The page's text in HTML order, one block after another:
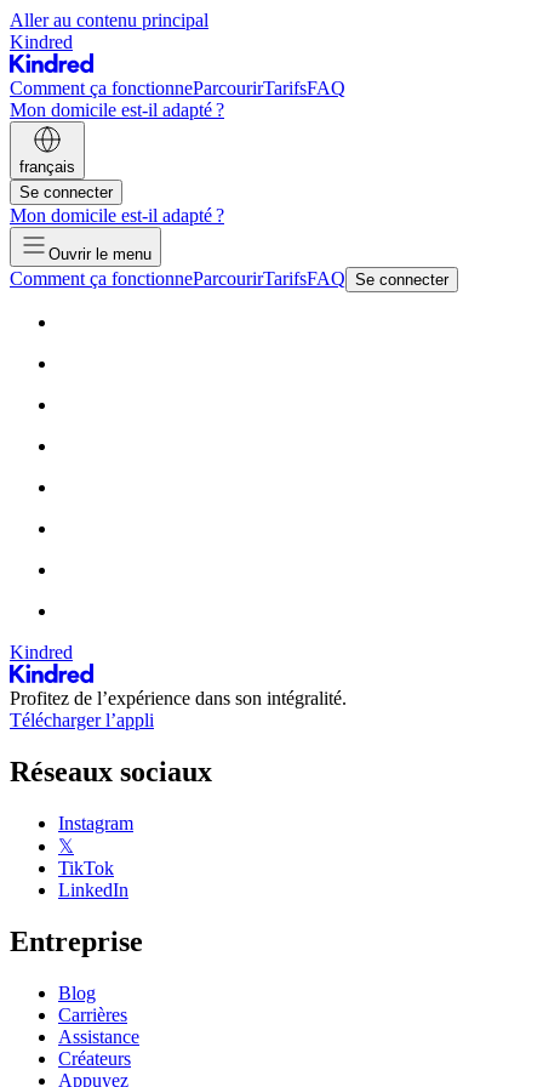
Aller au contenu principal
Kindred
Comment ça fonctionneParcourirTarifsFAQ
Mon domicile est-il adapté ?
français
Se connecter
Mon domicile est-il adapté ?
Ouvrir le menu
Comment ça fonctionneParcourirTarifsFAQ Se connecter
Kindred
Profitez de l’expérience dans son intégralité.
Télécharger l’appli
Réseaux sociaux
Instagram
𝕏
TikTok
LinkedIn
Entreprise
Blog
Carrières
Assistance
Créateurs
Appuyez